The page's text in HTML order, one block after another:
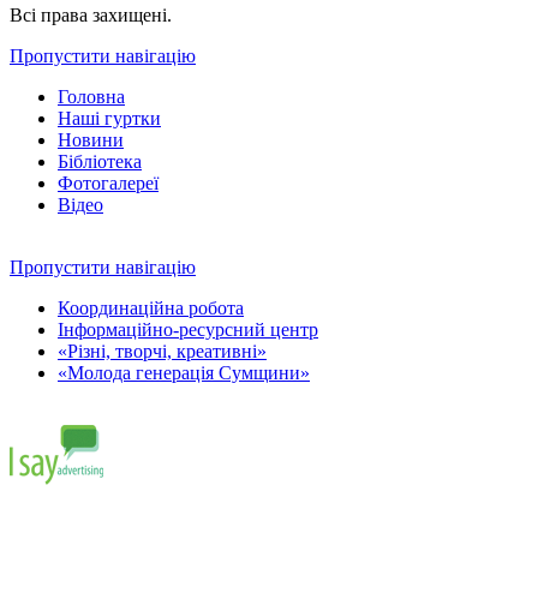
Всі права захищені.
Пропустити навігацію
Головна
Наші гуртки
Новини
Бібліотека
Фотогалереї
Відео
Пропустити навігацію
Координаційна робота
Інформаційно-ресурсний центр
«Різні, творчі, креативні»
«Молода генерація Сумщини»